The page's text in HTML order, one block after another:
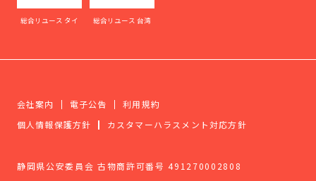
総合リユース タイ 総合リユース 台湾
会社案内 電子公告
利用規約
個人情報保護方針
カスタマーハラスメント対応方針
静岡県公安委員会 古物商許可番号 491270002808